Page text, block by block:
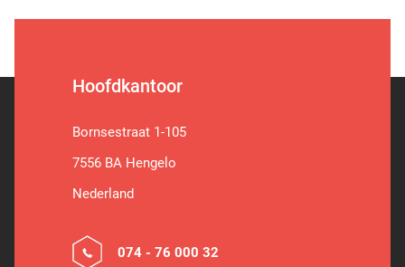
Hoofdkantoor
Bornsestraat 1-105
7556 BA Hengelo
Nederland
074 - 76 000 32